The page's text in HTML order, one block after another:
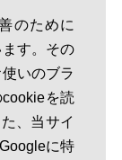
のために
す。その
いのブラ
を読
、当サイ
に特